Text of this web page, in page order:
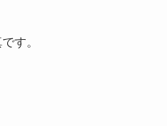
す。